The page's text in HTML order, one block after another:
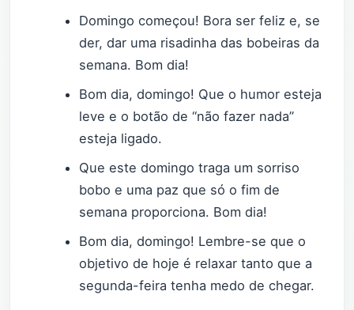
Domingo começou! Bora ser feliz e, se
der, dar uma risadinha das bobeiras da
semana. Bom dia!
Bom dia, domingo! Que o humor esteja
leve e o botão de “não fazer nada”
esteja ligado.
Que este domingo traga um sorriso
bobo e uma paz que só o fim de
semana proporciona. Bom dia!
Bom dia, domingo! Lembre-se que o
objetivo de hoje é relaxar tanto que a
segunda-feira tenha medo de chegar.